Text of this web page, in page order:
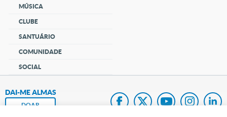
MÚSICA
CLUBE
SANTUÁRIO
COMUNIDADE
SOCIAL
DAI-ME ALMAS
DOAR